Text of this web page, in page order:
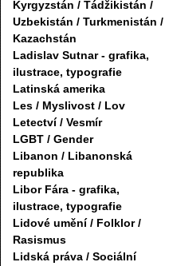
Kyrgyzstán / Tádžikistán /
Uzbekistán / Turkmenistán /
Kazachstán
Ladislav Sutnar - grafika,
ilustrace, typografie
Latinská amerika
Les / Myslivost / Lov
Letectví / Vesmír
LGBT / Gender
Libanon / Libanonská
republika
Libor Fára - grafika,
ilustrace, typografie
Lidové umění / Folklor /
Rasismus
Lidská práva / Sociální